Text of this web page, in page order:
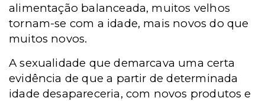
alimentação balanceada, muitos velhos
tornam-se com a idade, mais novos do que
muitos novos.
A sexualidade que demarcava uma certa
evidência de que a partir de determinada
idade desapareceria, com novos produtos e